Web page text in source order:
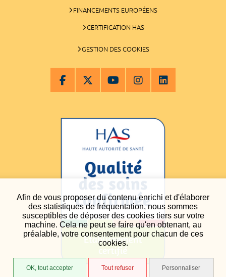
Afin de vous proposer du contenu enrichi et d'élaborer
des statistiques de fréquentation, nous sommes
susceptibles de déposer des cookies tiers sur votre
machine. Cela ne peut se faire qu'en obtenant, au
préalable, votre consentement pour chacun de ces
cookies.
OK, tout accepter Tout refuser Personnaliser
FINANCEMENTS EUROPÉENS
CERTIFICATION HAS
GESTION DES COOKIES